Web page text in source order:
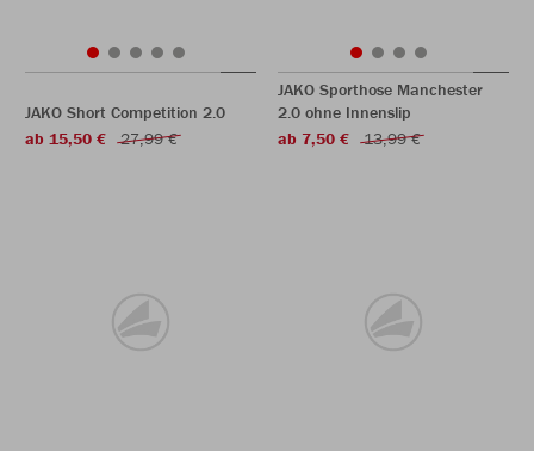
JAKO Short Competition 2.0
ab 15,50 €
27,99 €
JAKO Sporthose Manchester
2.0 ohne Innenslip
ab 7,50 €
13,99 €